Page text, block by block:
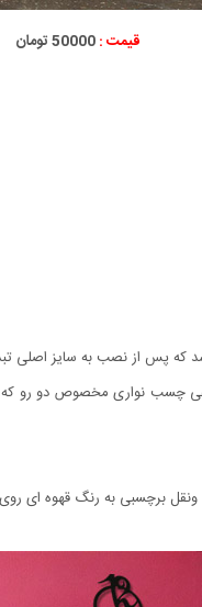
قیمت :50000 تومان
چسب نواری مخصوص دو رو
به رنگ قهوه ای روی